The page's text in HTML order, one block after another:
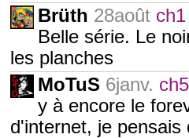
Brüth 28août
Belle série. Le
les planches
MoTuS 6janv.
y à encore le
d'internet, je